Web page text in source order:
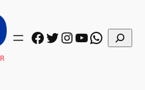
Facebook
Twitter
Instagram
YouTube
Buscar